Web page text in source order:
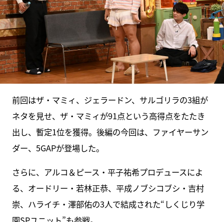
前回はザ・マミィ、ジェラードン、サルゴリラの3組が
ネタを見せ、ザ・マミィが91点という高得点をたたき
出し、暫定1位を獲得。後編の今回は、ファイヤーサン
ダー、5GAPが登場した。
さらに、アルコ＆ピース・平子祐希プロデュースによ
る、オードリー・若林正恭、平成ノブシコブシ・吉村
崇、ハライチ・澤部佑の3人で結成された“しくじり学